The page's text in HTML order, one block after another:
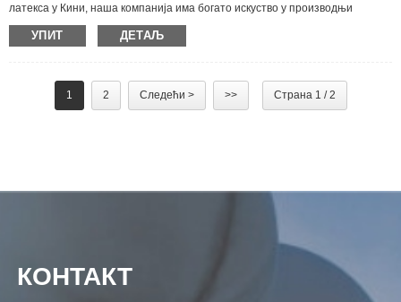
латекса у Кини, наша компанија има богато искуство у производњи
различитих врста рукавица и производа од латекса, укључујући бутил
рукавице, импрегниране рукавице, неопренске рукавице, рукавице
платна, гумене рукавице од предива, рукавице за једнократну инспекцију,
УПИТ ДЕТАЉ
1 2 Следећи > >> Страна 1 / 2
КОНТАКТ